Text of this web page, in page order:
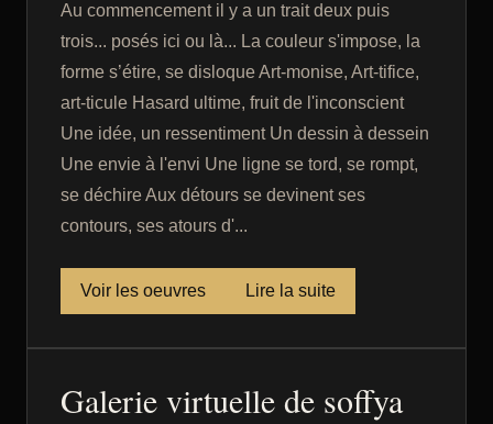
Au commencement il y a un trait deux puis
trois... posés ici ou là... La couleur s'impose, la
forme s’étire, se disloque Art-monise, Art-tifice,
art-ticule Hasard ultime, fruit de l'inconscient
Une idée, un ressentiment Un dessin à dessein
Une envie à l'envi Une ligne se tord, se rompt,
se déchire Aux détours se devinent ses
contours, ses atours d'...
Voir les oeuvres Lire la suite
Galerie virtuelle de soffya